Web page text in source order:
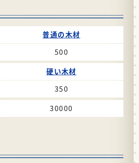
普通の木材
500
硬い木材
350
30000